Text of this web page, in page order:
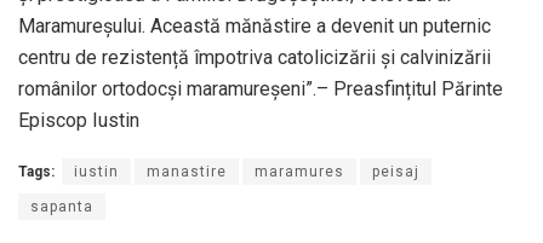
Maramureșului. Această mănăstire a devenit un puternic
centru de rezistență împotriva catolicizării și calvinizării
românilor ortodocși maramureșeni”.– Preasfințitul Părinte
Episcop Iustin
Tags: iustin manastire maramures peisaj
sapanta